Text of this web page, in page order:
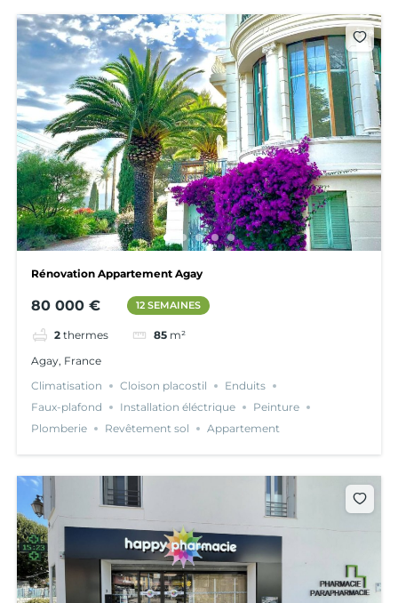
Rénovation Appartement Agay
80 000 € 12 SEMAINES
2 thermes 85 m²
Agay, France
Climatisation
Cloison placostil
Enduits
Faux-plafond
Installation éléctrique
Peinture
Plomberie
Revêtement sol Appartement